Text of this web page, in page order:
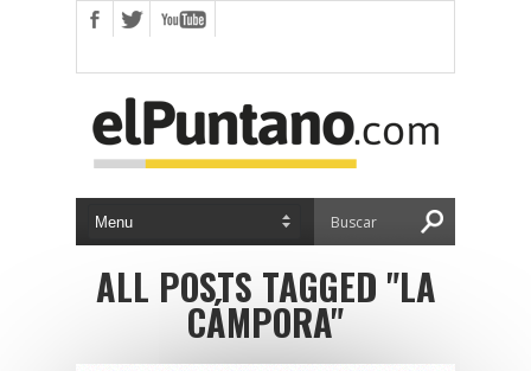
ALL POSTS TAGGED "LA
CÁMPORA"